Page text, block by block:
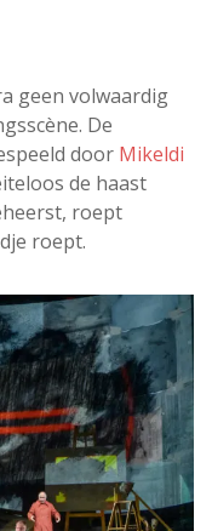
geen volwaardig
De
door Mikeldi
de haast
roept
roept.